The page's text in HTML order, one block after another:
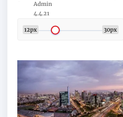
Admin
4.4.21
12px 30px